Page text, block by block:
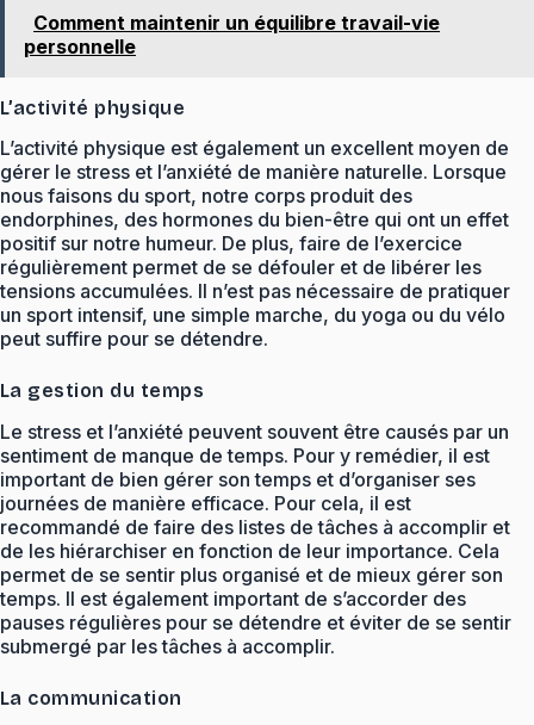
Comment maintenir un équilibre travail-vie
personnelle
L’activité physique
L’activité physique est également un excellent moyen de
gérer le stress et l’anxiété de manière naturelle. Lorsque
nous faisons du sport, notre corps produit des
endorphines, des hormones du bien-être qui ont un effet
positif sur notre humeur. De plus, faire de l’exercice
régulièrement permet de se défouler et de libérer les
tensions accumulées. Il n’est pas nécessaire de pratiquer
un sport intensif, une simple marche, du yoga ou du vélo
peut suffire pour se détendre.
La gestion du temps
Le stress et l’anxiété peuvent souvent être causés par un
sentiment de manque de temps. Pour y remédier, il est
important de bien gérer son temps et d’organiser ses
journées de manière efficace. Pour cela, il est
recommandé de faire des listes de tâches à accomplir et
de les hiérarchiser en fonction de leur importance. Cela
permet de se sentir plus organisé et de mieux gérer son
temps. Il est également important de s’accorder des
pauses régulières pour se détendre et éviter de se sentir
submergé par les tâches à accomplir.
La communication